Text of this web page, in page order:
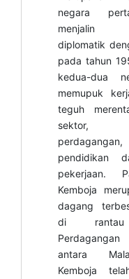
negara
menjalin
diplomatik
pada tahun
kedua-dua
memupuk
teguh
sektor,
pendidikan
pekerjaan.
Kemboja
dagang
di rantau
antara
Kemboja